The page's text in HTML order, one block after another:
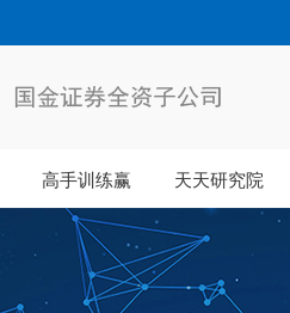
高手训练赢 天天研究院